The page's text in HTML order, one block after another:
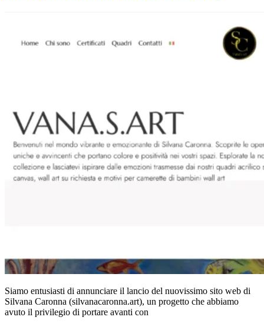
Siamo entusiasti di annunciare il lancio del nuovissimo sito web di
Silvana Caronna (silvanacaronna.art), un progetto che abbiamo
avuto il privilegio di portare avanti con